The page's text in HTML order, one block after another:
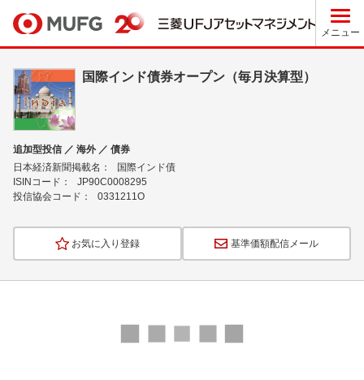
メニュー
国際インド債券オープン（毎月決算型）
追加型投信 ／ 海外 ／ 債券
日本経済新聞掲載名：
国際インド債
ISINコード：
JP90C0008295
投信協会コード：
0331211O
お気に入り登録 基準価額配信メール